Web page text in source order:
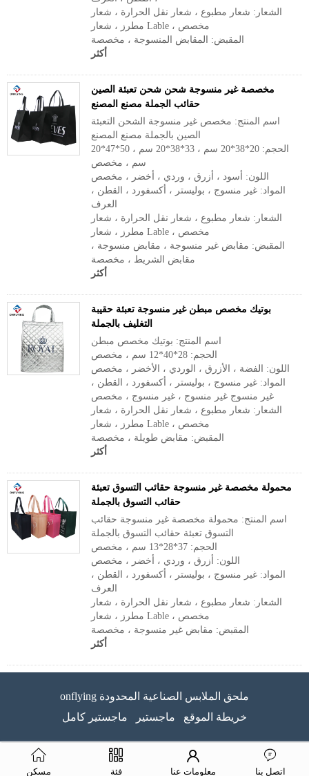
الشعار: شعار مطبوع ، شعار نقل الحرارة ، شعار
مطرز ، شعار Lable ، مخصص
المقبض: المقابض المنسوجة ، مخصصة
أكثر
مخصصة غير منسوجة شحن شحن تعبئة الصين
حقائب الجملة مصنع المصنع
اسم المنتج: مخصص غير منسوجة الشحن التعبئة
الصين بالجملة مصنع المصنع
الحجم: 20*38*20 سم ، 33*38*20 سم ، 50*47*20
سم ، مخصص
اللون: أسود ، أزرق ، وردي ، أخضر ، مخصص
المواد: غير منسوج ، بوليستر ، أكسفورد ، القطن ،
العرف
الشعار: شعار مطبوع ، شعار نقل الحرارة ، شعار
مطرز ، شعار Lable ، مخصص
المقبض: مقابض غير منسوجة ، مقابض منسوجة ،
مقابض الشريط ، مخصصة
أكثر
بوتيك مخصص مبطن غير منسوجة تعبئة حقيبة
التغليف بالجملة
اسم المنتج: بوتيك مخصص مبطن
الحجم: 28*40*12 سم ، مخصص
اللون: الفضة ، الأزرق ، الوردي ، الأخضر ، مخصص
المواد: غير منسوج ، بوليستر ، أكسفورد ، القطن ،
غير منسوج غير منسوج ، غير منسوج ، مخصص
الشعار: شعار مطبوع ، شعار نقل الحرارة ، شعار
مطرز ، شعار Lable ، مخصص
المقبض: مقابض طويلة ، مخصصة
أكثر
محمولة مخصصة غير منسوجة حقائب التسوق تعبئة
حقائب التسوق بالجملة
اسم المنتج: محمولة مخصصة غير منسوجة حقائب
التسوق تعبئة حقائب التسوق بالجملة
الحجم: 37*28*13 سم ، مخصص
اللون: أزرق ، وردي ، أخضر ، مخصص
المواد: غير منسوج ، بوليستر ، أكسفورد ، القطن ،
العرف
الشعار: شعار مطبوع ، شعار نقل الحرارة ، شعار
مطرز ، شعار Lable ، مخصص
المقبض: مقابض غير منسوجة ، مخصصة
أكثر
onflying ملحق الملابس الصناعية المحدودة
خريطة الموقع
ماجستير ماجستير كامل
مسكن فئة معلومات عنا اتصل بنا